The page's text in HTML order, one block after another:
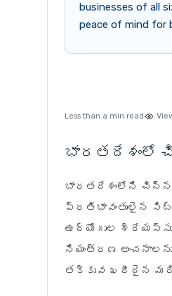
businesses of all
peace of mind for
Less than a min read
భారతదేశంలో
భారతదేశంలోని చిన్న
ప్రతిభావంతులైన
ఉద్యోగుల
నియంత్రణ
తక్కువ ఖరీదైన